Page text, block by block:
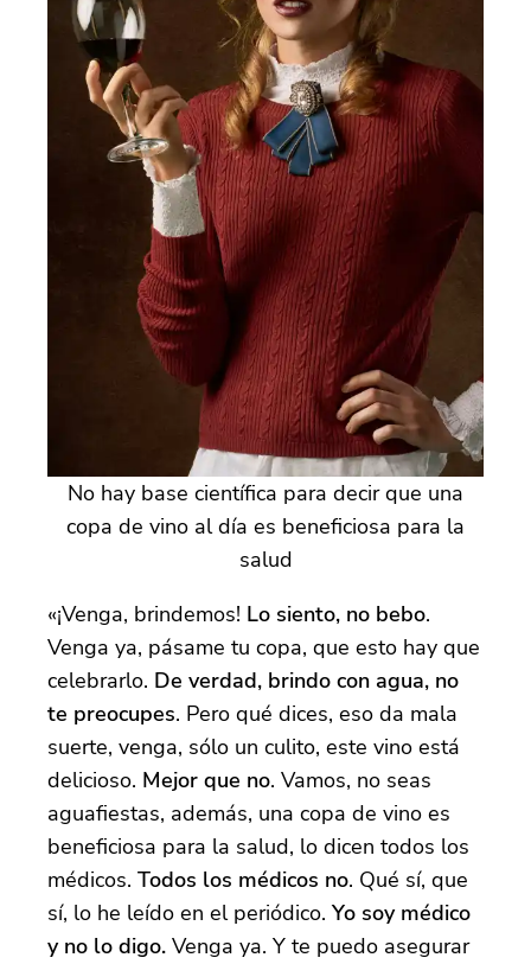
No hay base científica para decir que una
copa de vino al día es beneficiosa para la
salud
«¡Venga, brindemos! Lo siento, no bebo.
Venga ya, pásame tu copa, que esto hay que
celebrarlo. De verdad, brindo con agua, no
te preocupes. Pero qué dices, eso da mala
suerte, venga, sólo un culito, este vino está
delicioso. Mejor que no. Vamos, no seas
aguafiestas, además, una copa de vino es
beneficiosa para la salud, lo dicen todos los
médicos. Todos los médicos no. Qué sí, que
sí, lo he leído en el periódico. Yo soy médico
y no lo digo. Venga ya. Y te puedo asegurar